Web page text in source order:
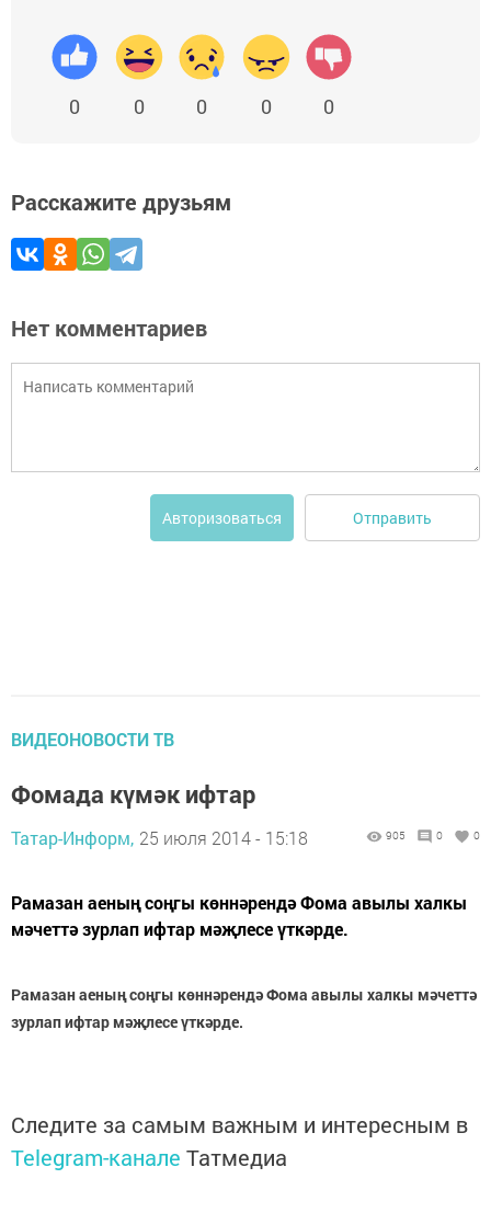
0 0 0 0 0
Расскажите друзьям
Нет комментариев
Авторизоваться Отправить
ВИДЕОНОВОСТИ ТВ
Фомада күмәк ифтар
Татар-Информ, 25 июля 2014 - 15:18 905 0 0
Рамазан аеның соңгы көннәрендә Фома авылы халкы
мәчеттә зурлап ифтар мәҗлесе үткәрде.
Рамазан аеның соңгы көннәрендә Фома авылы халкы мәчеттә
зурлап ифтар мәҗлесе үткәрде.
Следите за самым важным и интересным в
Telegram-канале Татмедиа